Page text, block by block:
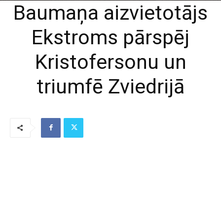
Baumaņa aizvietotājs
Ekstroms pārspēj
Kristofersonu un
triumfē Zviedrijā